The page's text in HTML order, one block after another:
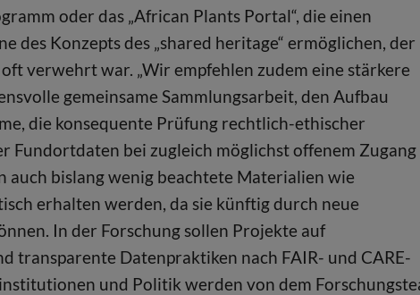
oder das „African Plants Portal“, die einen
des Konzepts des „shared heritage“ ermöglichen, der
verwehrt war. „Wir empfehlen zudem eine stärkere
gemeinsame Sammlungsarbeit, den Aufbau
die konsequente Prüfung rechtlich-ethischer
Fundortdaten bei zugleich möglichst offenem Zugang
auch bislang wenig beachtete Materialien wie
erhalten werden, da sie künftig durch neue
In der Forschung sollen Projekte auf
transparente Datenpraktiken nach FAIR- und CARE-
und Politik werden von dem